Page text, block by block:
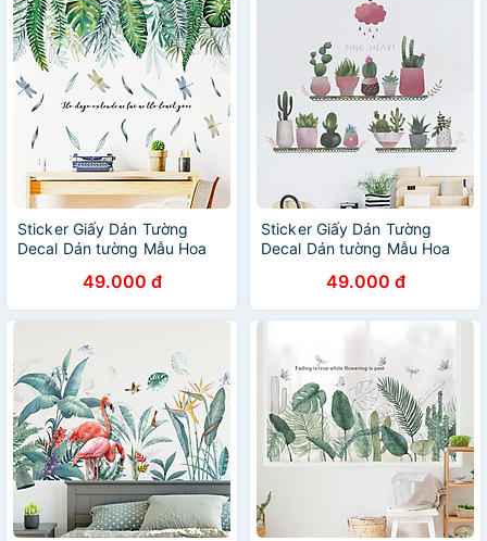
Sticker Giấy Dán Tường
Decal Dán tường Mẫu Hoa
49.000 đ
Sticker Giấy Dán Tường
Decal Dán tường Mẫu Hoa
49.000 đ